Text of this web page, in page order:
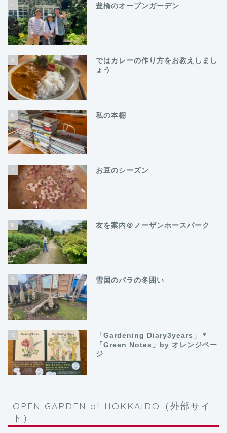
4 豊橋のオープンガーデン
5
ではカレーの作り方をお教えしまし
ょう
6 私の本棚
7 お豆のシーズン
8 友を案内＠ノーザンホースパーク
9 雪国のバラの冬囲い
10
「Gardening Diary3years」＊
「Green Notes」by オレンジペー
ジ
OPEN GARDEN of HOKKAIDO（外部サイ
ト）